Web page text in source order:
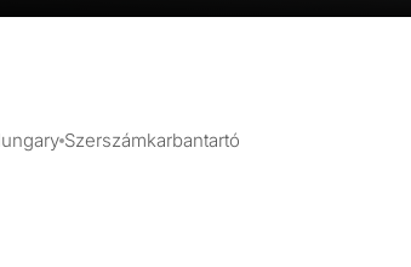
Szerszámkarbantartó